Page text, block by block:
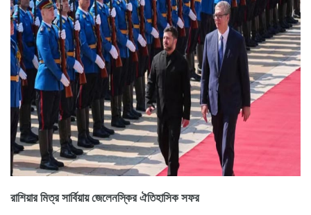
রাশিয়ার মিত্র সার্বিয়ায় জেলেনস্কির ঐতিহাসিক সফর